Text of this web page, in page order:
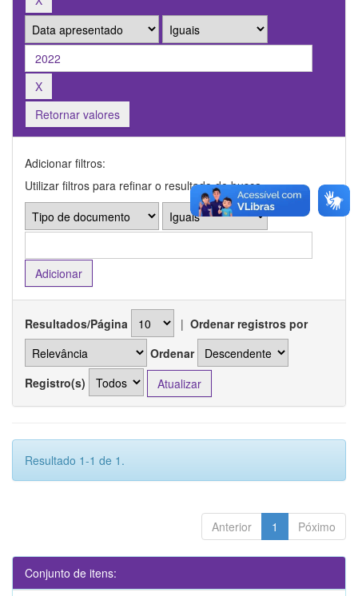
Retornar valores
Adicionar filtros:
Utilizar filtros para refinar o resultado de busca.
Resultados/Página | Ordenar registros por
Ordenar
Registro(s)
Resultado 1-1 de 1.
Anterior 1 Póximo
Conjunto de itens: